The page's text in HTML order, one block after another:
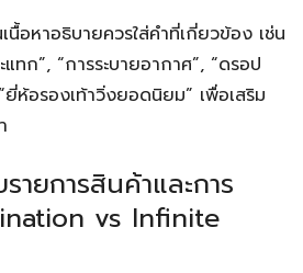
เนื้อหาอธิบายควรใส่คำที่เกี่ยวข้อง เช่น
แทก”, “การระบายอากาศ”, “ดรอป
ยี่ห้อรองเท้าวิ่งยอดนิยม” เพื่อเสริม
ายการสินค้าและการ
vs Infinite